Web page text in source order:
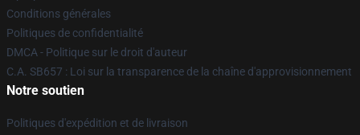
Conditions générales
Politiques de confidentialité
DMCA - Politique sur le droit d'auteur
C.A. SB657 : Loi sur la transparence de la chaîne d'approvisionnement
Notre soutien
Politiques d'expédition et de livraison